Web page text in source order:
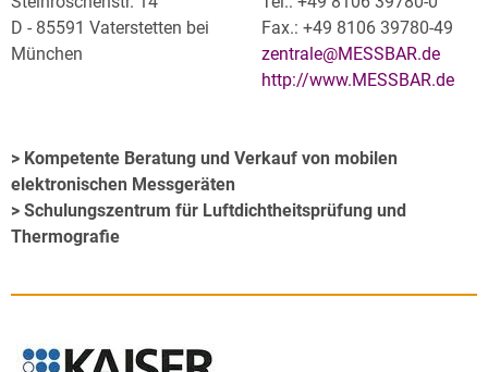
D - 85591 Vaterstetten bei
München
Fax.: +49 8106 39780-49
zentrale@MESSBAR.de
http://www.MESSBAR.de
> Kompetente Beratung und Verkauf von mobilen
elektronischen Messgeräten
> Schulungszentrum für Luftdichtheitsprüfung und
Thermografie